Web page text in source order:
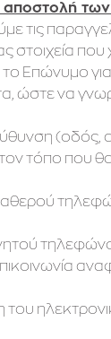
αποστολή
τις
στοιχεία που
Eπώνυμο
ώστε να
(οδός,
τόπο που θα
του